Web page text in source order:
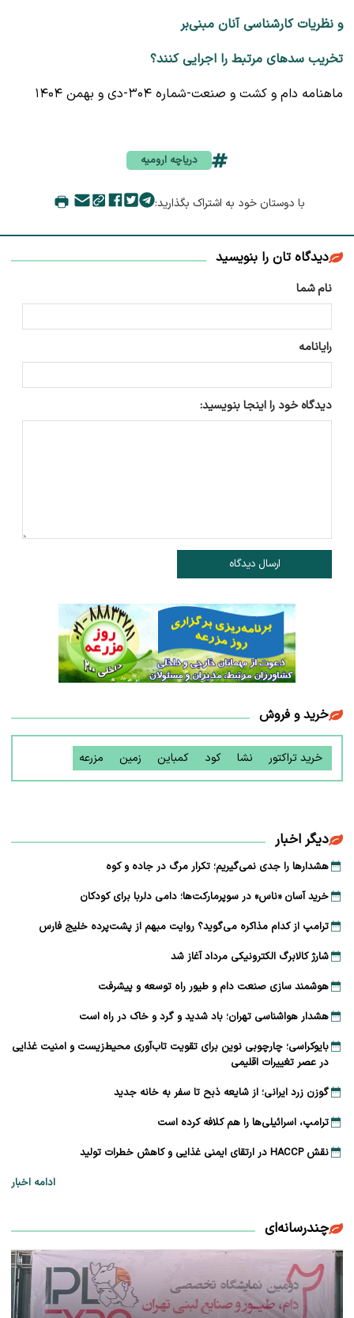
و نظریات کارشناسی آنان مبنی‌بر
تخریب سدهای مرتبط را اجرایی کنند؟
ماهنامه دام و کشت و صنعت-شماره ۳۰۴-دی و بهمن ۱۴۰۴
دریاچه ارومیه
با دوستان خود به اشتراک بگذارید:
دیدگاه تان را بنویسید
نام شما
رایانامه
دیدگاه خود را اینجا بنویسید:
ارسال دیدگاه
خرید و فروش
خرید تراکتور نشا کود کمباین زمین مزرعه
دیگر اخبار
هشدارها را جدی نمی‌گیریم؛ تکرار مرگ در جاده و کوه
خرید آسان «ناس» در سوپرمارکت‌ها؛ دامی دلربا برای کودکان
ترامپ از کدام مذاکره می‌گوید؟ روایت مبهم از پشت‌پرده خلیج فارس
شارژ کالابرگ الکترونیکی مرداد آغاز شد
هوشمند سازی صنعت دام و طیور راه توسعه و پیشرفت
هشدار هواشناسی تهران؛ باد شدید و گرد و خاک در راه است
بایوکراسی؛ چارچوبی نوین برای تقویت تاب‌آوری محیط‌زیست و امنیت غذایی
در عصر تغییرات اقلیمی
گوزن زرد ایرانی؛ از شایعه ذبح تا سفر به خانه جدید
ترامپ، اسرائیلی‌ها را هم کلافه کرده است
نقش HACCP در ارتقای ایمنی غذایی و کاهش خطرات تولید
ادامه اخبار
چندرسانه‌ای